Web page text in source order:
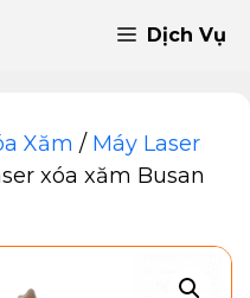
Dịch Vụ
Xăm / Máy Laser
xóa xăm Busan